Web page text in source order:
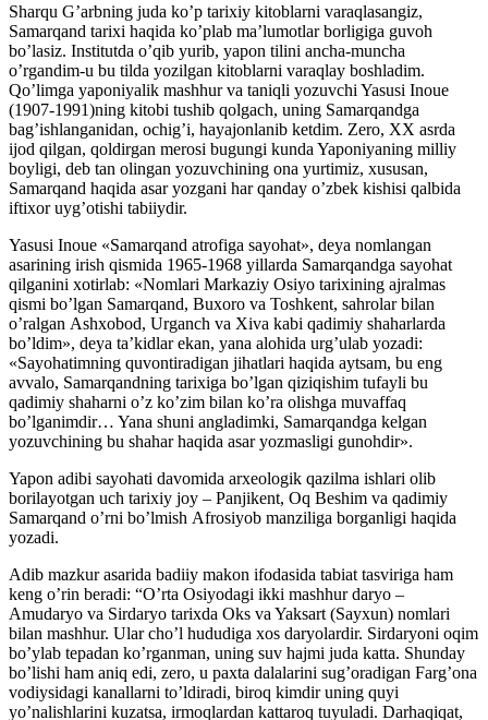
Sharqu Gʼarbning juda koʼp tarixiy kitoblarni varaqlasangiz,
Samarqand tarixi haqida koʼplab maʼlumotlar borligiga guvoh
boʼlasiz. Institutda oʼqib yurib, yapon tilini ancha-muncha
oʼrgandim-u bu tilda yozilgan kitoblarni varaqlay boshladim.
Qoʼlimga yaponiyalik mashhur va taniqli yozuvchi Yasusi Inoue
(1907-1991)ning kitobi tushib qolgach, uning Samarqandga
bagʼishlanganidan, ochigʼi, hayajonlanib ketdim. Zero, XX asrda
ijod qilgan, qoldirgan merosi bugungi kunda Yaponiyaning milliy
boyligi, deb tan olingan yozuvchining ona yurtimiz, xususan,
Samarqand haqida asar yozgani har qanday oʼzbek kishisi qalbida
iftixor uygʼotishi tabiiydir.
Yasusi Inoue «Samarqand atrofiga sayohat», deya nomlangan
asarining irish qismida 1965-1968 yillarda Samarqandga sayohat
qilganini xotirlab: «Nomlari Markaziy Osiyo tarixining ajralmas
qismi boʼlgan Samarqand, Buxoro va Toshkent, sahrolar bilan
oʼralgan Аshxobod, Urganch va Xiva kabi qadimiy shaharlarda
boʼldim», deya taʼkidlar ekan, yana alohida urgʼulab yozadi:
«Sayohatimning quvontiradigan jihatlari haqida aytsam, bu eng
avvalo, Samarqandning tarixiga boʼlgan qiziqishim tufayli bu
qadimiy shaharni oʼz koʼzim bilan koʼra olishga muvaffaq
boʼlganimdir… Yana shuni angladimki, Samarqandga kelgan
yozuvchining bu shahar haqida asar yozmasligi gunohdir».
Yapon adibi sayohati davomida arxeologik qazilma ishlari olib
borilayotgan uch tarixiy joy – Panjikent, Oq Beshim va qadimiy
Samarqand oʼrni boʼlmish Аfrosiyob manziliga borganligi haqida
yozadi.
Аdib mazkur asarida badiiy makon ifodasida tabiat tasviriga ham
keng oʼrin beradi: “Oʼrta Osiyodagi ikki mashhur daryo –
Аmudaryo va Sirdaryo tarixda Oks va Yaksart (Sayxun) nomlari
bilan mashhur. Ular choʼl hududiga xos daryolardir. Sirdaryoni oqim
boʼylab tepadan koʼrganman, uning suv hajmi juda katta. Shunday
boʼlishi ham aniq edi, zero, u paxta dalalarini sugʼoradigan Fargʼona
vodiysidagi kanallarni toʼldiradi, biroq kimdir uning quyi
yoʼnalishlarini kuzatsa, irmoqlardan kattaroq tuyuladi. Darhaqiqat,